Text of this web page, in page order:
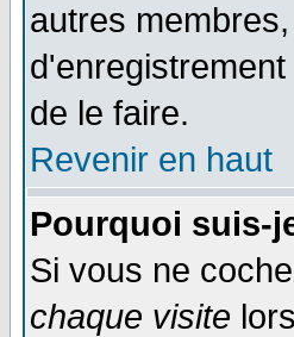
autres
de le faire.
Revenir en haut
Pourquoi suis-
Si vous ne
chaque visite